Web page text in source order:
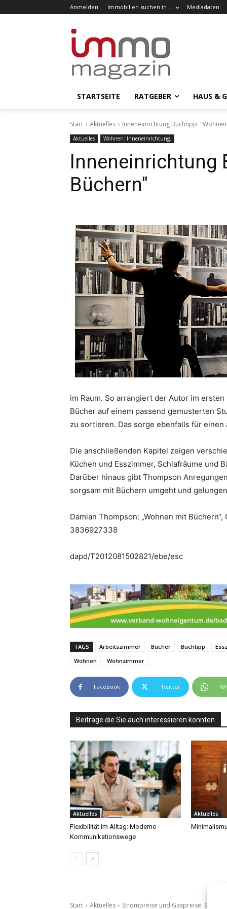
Anmelden Immobilien suchen in … Mediadaten
STARTSEITE RATGEBER HAUS &
Start Aktuelles Inneneinrichtung Buchtipp:
Aktuelles Wohnen: Inneneinrichtung.
Inneneinrichtung
Büchern"
im Raum. So arrangiert der Autor im
Bücher auf einem passend gemusterten
zu sortieren. Das sorge ebenfalls für einen
Die anschließenden Kapitel zeigen
Küchen und Esszimmer, Schlafräume und
Darüber hinaus gibt Thompson
sorgsam mit Büchern umgeht und
Damian Thompson: „Wohnen mit
3836927338
dapd/T2012081502821/ebe/esc
TAGS Arbeitszimmer Bücher Buchtipp
Wohnen
Wohnzimmer
Facebook Twitter
Beiträge die Sie auch interessieren könnten
Aktuelles
Flexibilität im Alltag: Moderne
Kommunikationswege
Aktuelles